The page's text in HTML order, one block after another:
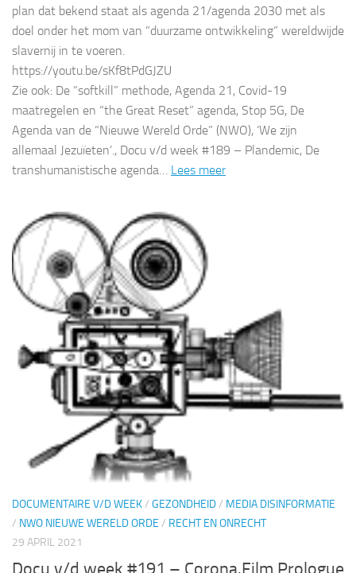
plan dat bekend staat als agenda 21/agenda 2030 met als
doel onder het mom van ”duurzame ontwikkeling” wereldwijde
slavernij in te voeren.
https://youtu.be/sKf8tPdGJZU
Zie ook: De “softkill” methode, Agenda 21, Covid-19
maatregelen en “the Great Reset” agenda, Stop 5G, De
Agenda van de “Nieuwe Wereld Orde” (NWO), ‘We zijn
allemaal Jezuïeten’., Docu v/d week #189 – Plandemic, De
transhumanistische agenda… Lees meer
DOCUMENTAIRE V/D WEEK/ GEZONDHEID/ MEDIA DISINFORMATIE
/ NWO NIEUWE WERELD ORDE / RECHT EN ONRECHT
29 APRIL 2021
Docu v/d week #191 – Corona.Film Prologue